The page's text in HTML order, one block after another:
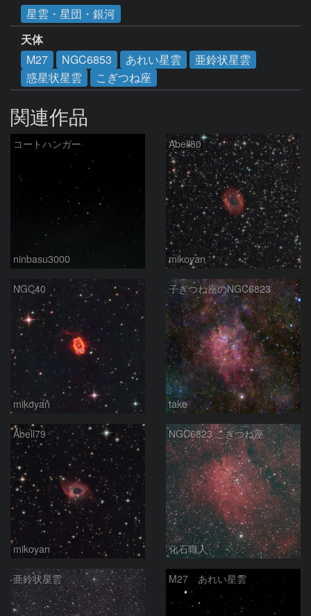
星雲・星団・銀河
天体
M27
NGC6853 あれい星雲
亜鈴状星雲
惑星状星雲
こぎつね座
関連作品
コートハンガー
ninbasu3000
Abell80
mikoyan
NGC40
mikoyan
子ぎつね座のNGC6823
take
Abell79
mikoyan
NGC6823 こぎつね座
化石職人
亜鈴状星雲 M27 あれい星雲